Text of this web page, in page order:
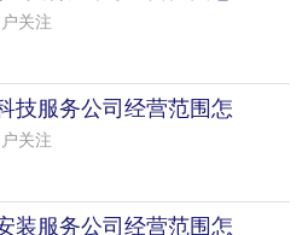
（50个模板）
关注
技服务公司经营范围怎
（29个模板）
关注
装服务公司经营范围怎